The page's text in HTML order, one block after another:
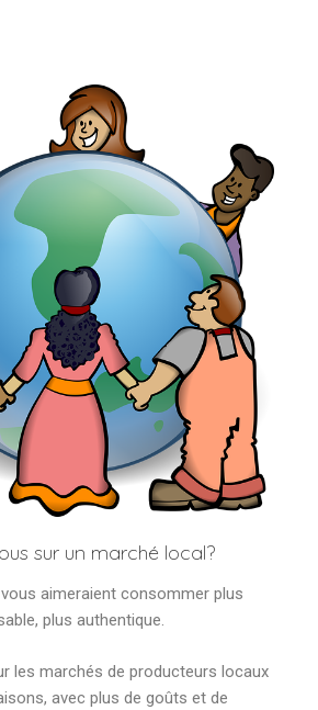
sur un marché local?
vous aimeraient consommer plus
plus authentique.
les marchés de producteurs locaux
avec plus de goûts et de